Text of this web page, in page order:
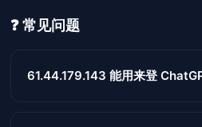
❓ 常见问题
61.44.179.143 能用来登